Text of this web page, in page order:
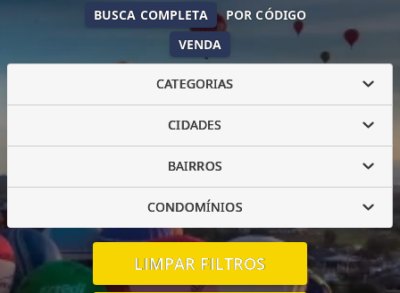
VENDA
BUSCA COMPLETA POR CÓDIGO
CATEGORIAS
CIDADES
BAIRROS
CONDOMÍNIOS
LIMPAR FILTROS